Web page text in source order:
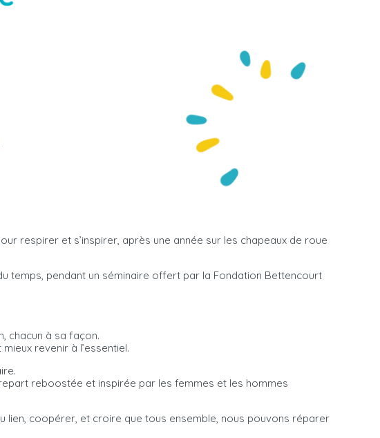
respirer et s’inspirer, après une année sur les chapeaux de roue
temps, pendant un séminaire offert par la Fondation Bettencourt
chacun à sa façon.
revenir à l’essentiel.
reboostée et inspirée par les femmes et les hommes
lien, coopérer, et croire que tous ensemble, nous pouvons réparer